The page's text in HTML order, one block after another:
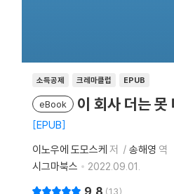
소득공제 크레마클럽 EPUB
eBook 이 회사 더는 못
EPUB
이노우에 도모스케 저 송해영 역
시그마북스
2022.09.01.
9.8 13